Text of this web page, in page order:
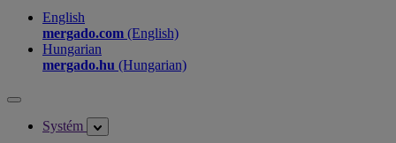
English
mergado.com (English)
Hungarian
mergado.hu (Hungarian)
Systém